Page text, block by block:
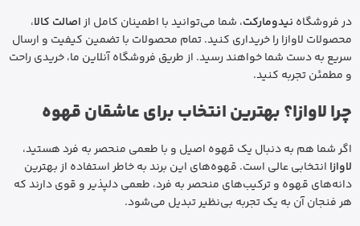
در فروشگاه نیدومارکت، شما می‌توانید با اطمینان کامل ازاصالت کالا،
محصولات لاوازا را خریداری کنید. تمام محصولات با تضمین کیفیت و ارسال
سریع به دست شما خواهند رسید. از طریق فروشگاه آنلاین ما، خریدی راحت
و مطمئن تجربه کنید.
چرا لاوازا؟ بهترین انتخاب برای عاشقان قهوه
اگر شما هم به دنبال یک قهوه اصیل و با طعمی منحصر به فرد هستید،
لاوازا انتخابی عالی است. قهوه‌های این برند به خاطر استفاده از بهترین
دانه‌های قهوه و ترکیب‌های منحصر به فرد، طعمی دلپذیر و قوی دارند که
هر فنجان آن به یک تجربه بی‌نظیر تبدیل می‌شود.